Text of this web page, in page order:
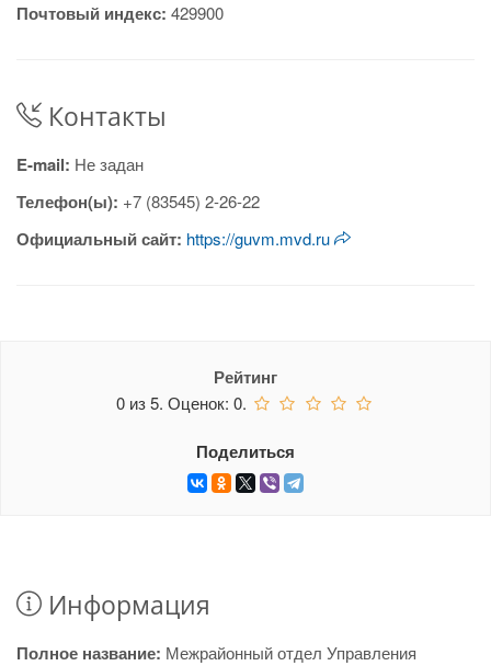
Почтовый индекс: 429900
Контакты
E-mail: Не задан
Телефон(ы): +7 (83545) 2-26-22
Официальный сайт: https://guvm.mvd.ru
Рейтинг
0 из5. Оценок:0.
Поделиться
Информация
Полное название: Межрайонный отдел Управления